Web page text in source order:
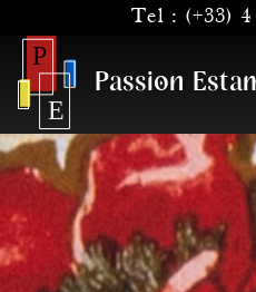
Tel : (+33)
Passion